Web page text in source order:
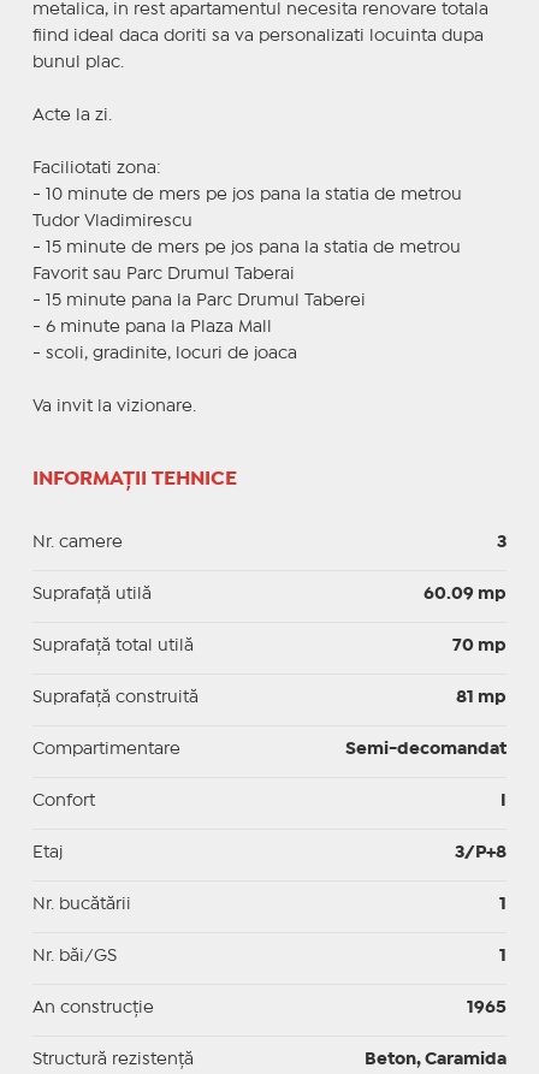
metalica, in rest apartamentul necesita renovare totala
fiind ideal daca doriti sa va personalizati locuinta dupa
bunul plac.
Acte la zi.
Faciliotati zona:
- 10 minute de mers pe jos pana la statia de metrou
Tudor Vladimirescu
- 15 minute de mers pe jos pana la statia de metrou
Favorit sau Parc Drumul Taberai
- 15 minute pana la Parc Drumul Taberei
- 6 minute pana la Plaza Mall
- scoli, gradinite, locuri de joaca
Va invit la vizionare.
INFORMAȚII TEHNICE
Nr. camere 3
Suprafaţă utilă 60.09 mp
Suprafaţă total utilă 70 mp
Suprafaţă construită 81 mp
Compartimentare Semi-decomandat
Confort
Etaj 3/P+8
Nr. bucătării 1
Nr. băi/GS 1
An construcție 1965
Structură rezistență Beton, Caramida